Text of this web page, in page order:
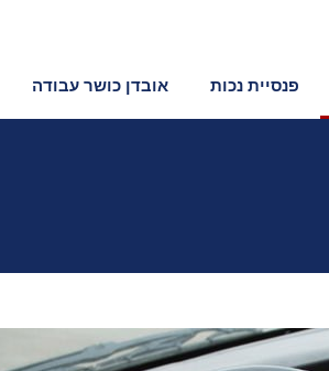
פנסיית נכות אובדן כושר עבודה